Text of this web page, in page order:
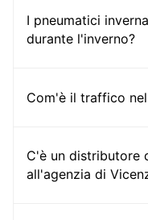
I pneumatici
durante l'inverno?
Com'è il traffico
C'è un distributore
all'agenzia di